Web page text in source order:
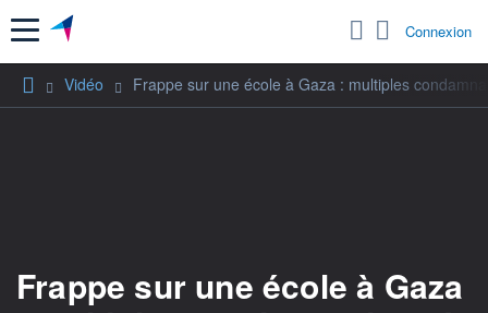
Menu Connexion
Vidéo Frappe sur une école à Gaza : multiples
Frappe sur une école à Gaza